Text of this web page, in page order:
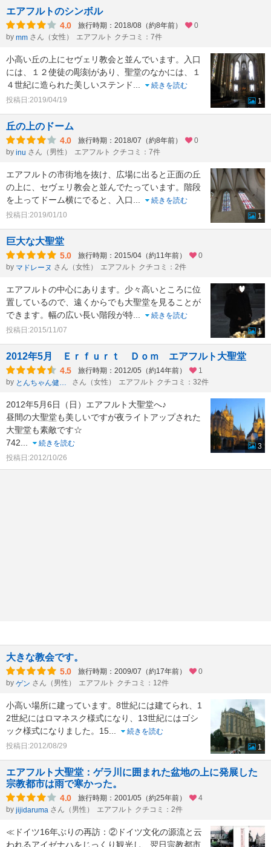
エアフルトのシンボル
4.0 旅行時期：2018/08（約8年前）
0
by mm さん（女性） エアフルト クチコミ：7件
小高い丘の上にセヴェリ教会と並んでいます。入口
には、１２使徒の彫刻があり、聖堂のなかには、１
４世紀に造られた美しいステンド...
続きを読む
投稿日:2019/04/19
1
丘の上のドーム
4.0 旅行時期：2018/07（約8年前）
0
by inu さん（男性） エアフルト クチコミ：7件
エアフルトの市街地を抜け、広場に出ると正面の丘
の上に、セヴェリ教会と並んでたっています。階段
を上ってドーム横にでると、入口...
続きを読む
投稿日:2019/01/10
1
巨大な大聖堂
5.0 旅行時期：2015/04（約11年前）
0
by マドレーヌ さん（女性） エアフルト クチコミ：2件
エアフルトの中心にあります。少々高いところに位
置しているので、遠くからでも大聖堂を見ることが
できます。幅の広い長い階段が特...
続きを読む
投稿日:2015/11/07
1
2012年5月 Ｅｒｆｕｒｔ Ｄｏｍ エアフルト大聖堂
4.5 旅行時期：2012/05（約14年前）
1
by
とんちゃん健康一番 さん（女性） エアフルト クチコミ：32件
2012年5月6日（日）エアフルト大聖堂へ♪
昼間の大聖堂も美しいですが夜ライトアップされた
大聖堂も素敵です☆
742...
続きを読む
投稿日:2012/10/26
3
大きな教会です。
5.0 旅行時期：2009/07（約17年前）
0
by ゲン さん（男性） エアフルト クチコミ：12件
小高い場所に建っています。8世紀には建てられ、1
2世紀にはロマネスク様式になり、13世紀にはゴシ
ック様式になりました。15...
続きを読む
投稿日:2012/08/29
1
エアフルト大聖堂：ゲラ川に囲まれた盆地の上に発展した
宗教都市は雨で寒かった。
4.0 旅行時期：2001/05（約25年前）
4
by jijidaruma さん（男性） エアフルト クチコミ：2件
≪ドイツ16年ぶりの再訪：②ドイツ文化の源流と云
われるアイゼナハをじっくり観光し、翌日宗教都市